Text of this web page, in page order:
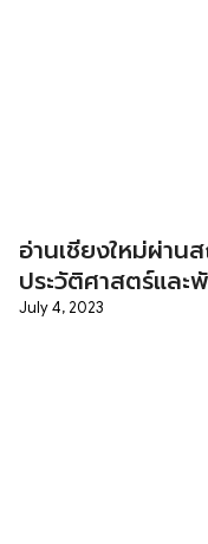
อ่านเชียงใหม่ผ่าน
ประวัติศาสตร์แล
July 4, 2023